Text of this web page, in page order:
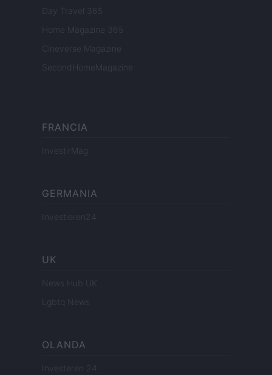
Day Travel 365
Home Magazine 365
Cineverse Magazine
SecondHomeMagazine
FRANCIA
InvestirMag
GERMANIA
Investieren24
UK
News Hub UK
Lgbtq News
OLANDA
Investeren 24